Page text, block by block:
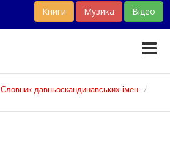
Книги Музика Відео
Словник давньоскандинавських імен